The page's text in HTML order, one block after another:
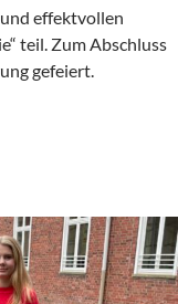
effektvollen
teil. Zum Abschluss
gefeiert.